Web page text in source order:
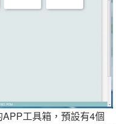
工具箱，預設有4個